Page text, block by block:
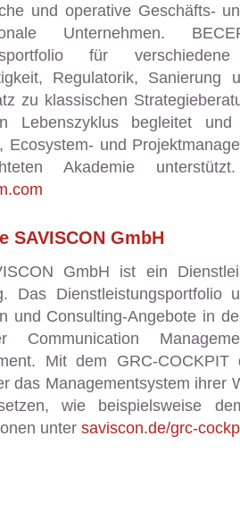
und operative Geschäfts-
Unternehmen.
für
Regulatorik, Sanierung
zu klassischen
Lebenszyklus begleitet
Ecosystem- und
Akademie
SAVISCON GmbH
GmbH ist ein
Das Dienstleistungsportfolio
und Consulting-Angebote in
Communication
Mit dem GRC-
das Managementsystem ihrer
wie beispielsweise
unter saviscon.de/grc-